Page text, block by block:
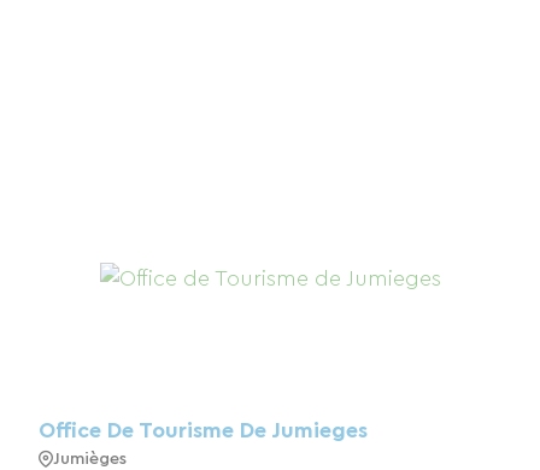
Office De Tourisme De Jumieges
Jumièges